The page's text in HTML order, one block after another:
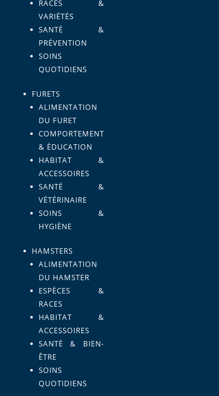
RACES &
VARIÉTÉS
SANTÉ &
PRÉVENTION
SOINS
QUOTIDIENS
FURETS
ALIMENTATION
DU FURET
COMPORTEMENT
& ÉDUCATION
HABITAT &
ACCESSOIRES
SANTÉ &
VÉTÉRINAIRE
SOINS &
HYGIÈNE
HAMSTERS
ALIMENTATION
DU HAMSTER
ESPÈCES &
RACES
HABITAT &
ACCESSOIRES
SANTÉ & BIEN-
ÊTRE
SOINS
QUOTIDIENS